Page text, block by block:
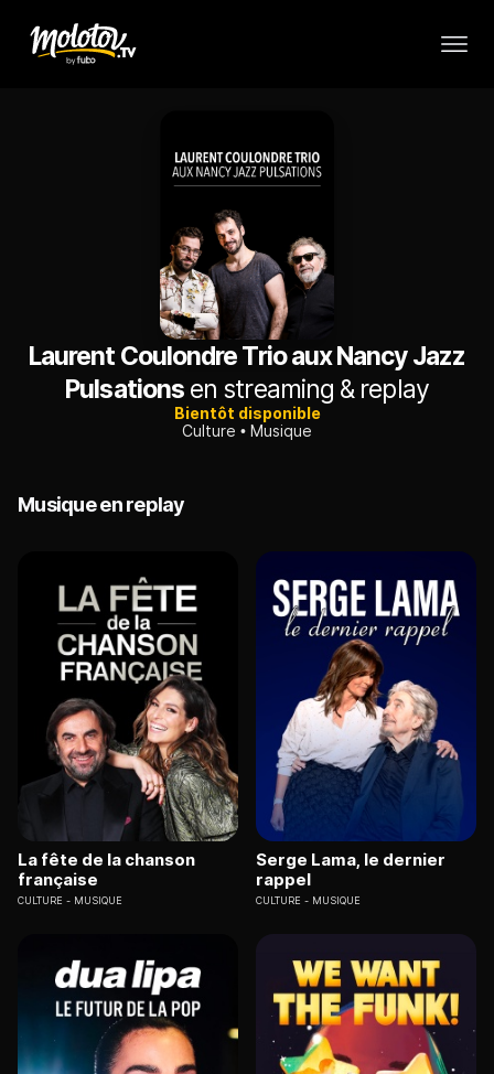
Laurent Coulondre Trio aux Nancy Jazz
Pulsations en streaming & replay
Bientôt disponible
Culture
Musique
Musique en replay
La fête de la chanson
française
CULTURE MUSIQUE
Serge Lama, le dernier
rappel
CULTURE MUSIQUE